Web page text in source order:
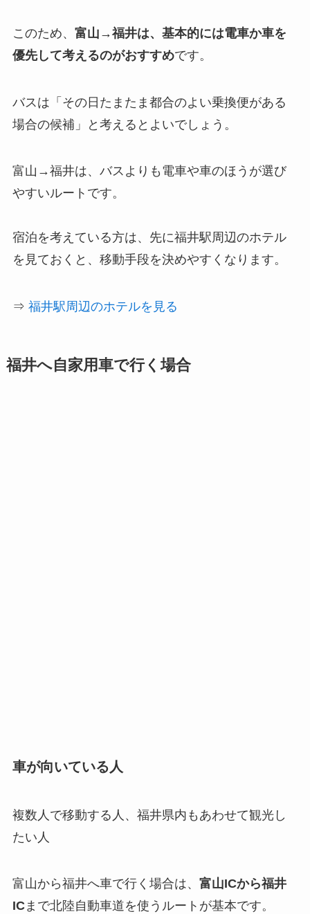
このため、 富山→福井は、基本的には電車か車を
優先して考えるのがおすすめです。
バスは「その日たまたま都合のよい乗換便がある
場合の候補」と考えるとよいでしょう。
富山→福井は、バスよりも電車や車のほうが選び
やすいルートです。
宿泊を考えている方は、先に福井駅周辺のホテル
を見ておくと、移動手段を決めやすくなります。
⇒ 福井駅周辺のホテルを見る
福井へ自家用車で行く場合
車が向いている人
複数人で移動する人、福井県内もあわせて観光し
たい人
富山から福井へ車で行く場合は、 富山ICから福井
ICまで北陸自動車道を使うルートが基本です。